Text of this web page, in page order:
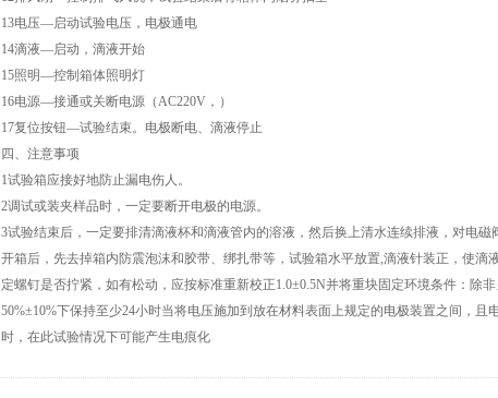
13电压—启动试验电压，电极通电
14滴液—启动，滴液开始
15照明—控制箱体照明灯
16电源—接通或关断电源（AC220V，）
17复位按钮—试验结束。电极断电、滴液停止
四、注意事项
1试验箱应接好地防止漏电伤人。
2调试或装夹样品时，一定要断开电极的电源。
3试验结束后，一定要排清滴液杯和滴液管内的溶液，然后换上清水连续排液，对电磁
开箱后，先去掉箱内防震泡沫和胶带、绑扎带等，试验箱水平放置,滴液针装正，使滴
定螺钉是否拧紧，如有松动，应按标准重新校正1.0±0.5N并将重块固定环境条件：除
50%±10%下保持至少24小时当将电压施加到放在材料表面上规定的电极装置之间，且
时，在此试验情况下可能产生电痕化